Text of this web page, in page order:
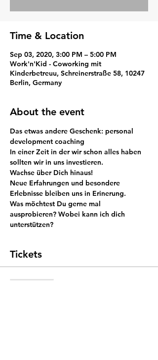
Time & Location
Sep 03, 2020, 3:00 PM – 5:00 PM
Work'n'Kid - Coworking mit
Kinderbetreuu, Schreinerstraße 58, 10247
Berlin, Germany
About the event
Das etwas andere Geschenk: personal
development coaching
In einer Zeit in der wir schon alles haben
sollten wir in uns investieren.
Wachse über Dich hinaus!
Neue Erfahrungen und besondere
Erlebnisse bleiben uns in Erinerung.
Was möchtest Du gerne mal
ausprobieren? Wobei kann ich dich
unterstützen?
Tickets